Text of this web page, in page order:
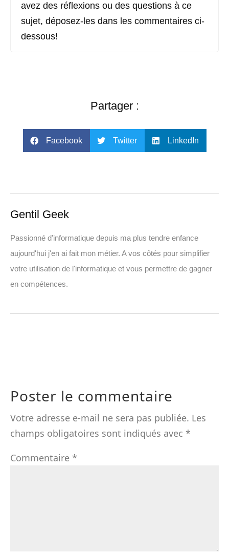
avez des réflexions ou des questions à ce
sujet, déposez-les dans les commentaires ci-
dessous!
Partager :
Facebook Twitter LinkedIn
Gentil Geek
Passionné d'informatique depuis ma plus tendre enfance
aujourd'hui j'en ai fait mon métier. A vos côtés pour simplifier
votre utilisation de l'informatique et vous permettre de gagner
en compétences.
Poster le commentaire
Votre adresse e-mail ne sera pas publiée. Les
champs obligatoires sont indiqués avec *
Commentaire *